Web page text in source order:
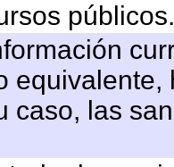
públicos.
caso, las